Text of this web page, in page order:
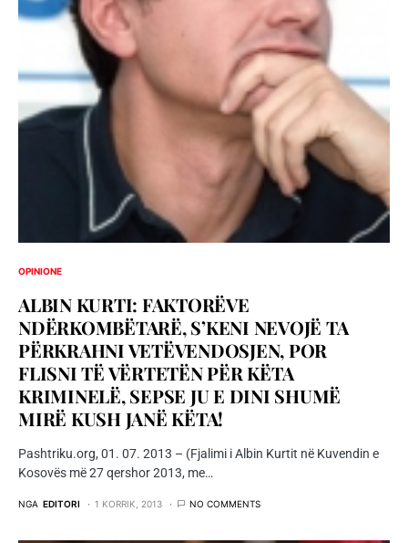
OPINIONE
ALBIN KURTI: FAKTORËVE
NDËRKOMBËTARË, S’KENI NEVOJË TA
PËRKRAHNI VETËVENDOSJEN, POR
FLISNI TË VËRTETËN PËR KËTA
KRIMINELË, SEPSE JU E DINI SHUMË
MIRË KUSH JANË KËTA!
Pashtriku.org, 01. 07. 2013 – (Fjalimi i Albin Kurtit në Kuvendin e
Kosovës më 27 qershor 2013, me…
NGA EDITORI 1 KORRIK, 2013 NO COMMENTS